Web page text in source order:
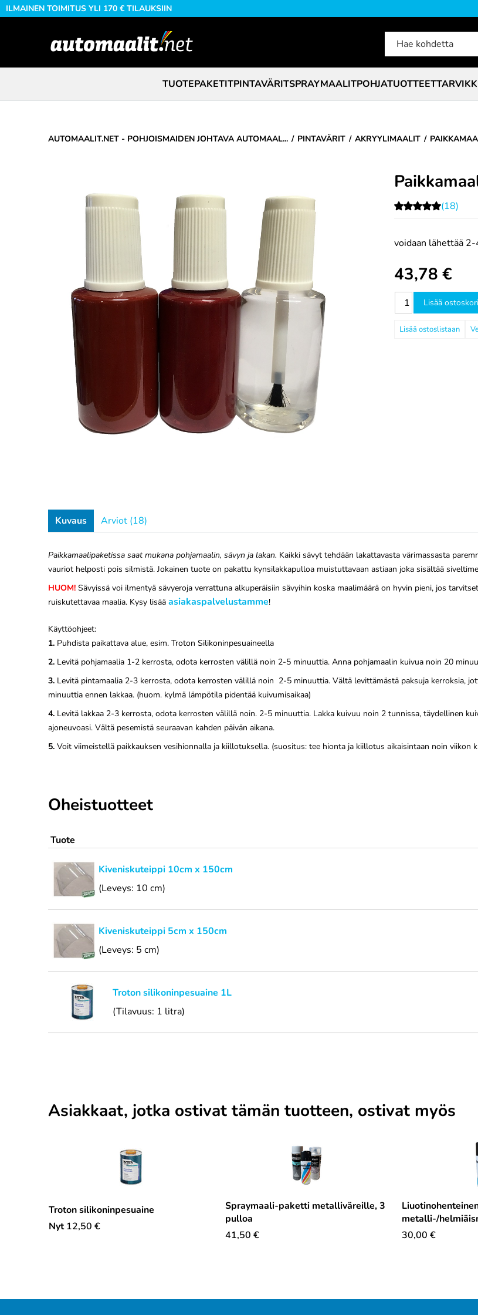
ILMAINEN TOIMITUS YLI 170 € TILAUKSIIN
TUOTEPAKETITPINTAVÄRITSPRAYMAALITPOHJATUOTTEET
AUTOMAALIT.NET - POHJOISMAIDEN JOHTAVA AUTOMAAL... PINTAVÄRIT AKRYYLIMAALIT
(18)
voidaan lähettää
43,78 €
Lisää
Kuvaus Arviot (18)
Paikkamaalipaketissa saat mukana pohjamaalin, sävyn ja lakan. Kaikki sävyt tehdään lakattavasta värimassasta
vauriot helposti pois silmistä. Jokainen tuote on pakattu kynsilakkapulloa muistuttavaan astiaan joka sisältää
HUOM! Sävyissä voi ilmentyä sävyeroja verrattuna alkuperäisiin sävyihin koska maalimäärä on hyvin pieni, jos
ruiskutettavaa maalia. Kysy lisää asiakaspalvelustamme!
Käyttöohjeet:
1. Puhdista paikattava alue, esim. Troton Silikoninpesuaineella
2. Levitä pohjamaalia 1-2 kerrosta, odota kerrosten välillä noin 2-5 minuuttia. Anna pohjamaalin kuivua noin 20
3. Levitä pintamaalia 2-3 kerrosta, odota kerrosten välillä noin 2-5 minuuttia. Vältä levittämästä paksuja kerroksia,
minuuttia ennen lakkaa. (huom. kylmä lämpötila pidentää kuivumisaikaa)
4. Levitä lakkaa 2-3 kerrosta, odota kerrosten välillä noin. 2-5 minuuttia. Lakka kuivuu noin 2 tunnissa, täydellinen
ajoneuvoasi. Vältä pesemistä seuraavan kahden päivän aikana.
5. Voit viimeistellä paikkauksen vesihionnalla ja kiillotuksella. (suositus: tee hionta ja kiillotus aikaisintaan noin viikon
Oheistuotteet
Tuote
Kiveniskuteippi 10cm x 150cm
(Leveys: 10 cm)
Kiveniskuteippi 5cm x 150cm
(Leveys: 5 cm)
Troton silikoninpesuaine 1L
(Tilavuus: 1 litra)
Asiakkaat, jotka ostivat tämän tuotteen, ostivat myös
Troton silikoninpesuaine
Nyt 12,50 €
Spraymaali-paketti metalliväreille, 3
pulloa
41,50 €
metalli-/
30,00 €